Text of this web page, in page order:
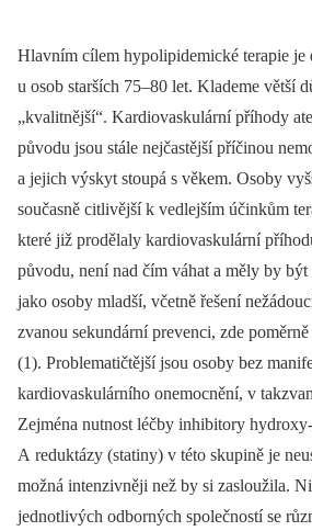
Hlavním cílem hypolipidemické terapie je
u osob starších 75–80 let. Klademe větší
„kvalitnější“. Kardiovaskulární příhody
původu jsou stále nejčastější příčinou
a jejich výskyt stoupá s věkem. Osoby
současně citlivější k vedlejším účinkům
které již prodělaly kardiovaskulární
původu, není nad čím váhat a měly by být
jako osoby mladší, včetně řešení
zvanou sekundární prevenci, zde
(1). Problematičtější jsou osoby bez
kardiovaskulárního onemocnění, v
Zejména nutnost léčby inhibitory
A reduktázy (statiny) v této skupině je
možná intenzivněji než by si zasloužila.
jednotlivých odborných společností se